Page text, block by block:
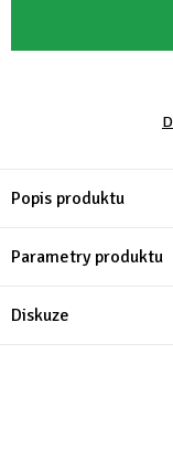
Popis produktu
Parametry produktu
Diskuze